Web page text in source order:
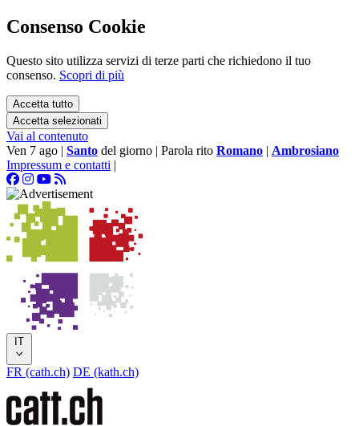
Consenso Cookie
Questo sito utilizza servizi di terze parti che richiedono il tuo
consenso. Scopri di più
Accetta tutto
Accetta selezionati
Vai al contenuto
Ven 7 ago | Santo del giorno | Parola rito Romano | Ambrosiano
Impressum e contatti |
IT
FR (cath.ch) DE (kath.ch)